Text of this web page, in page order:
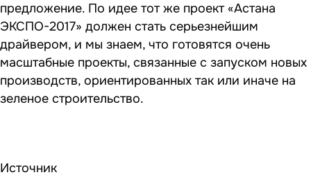
предложение. По идее тот же проект «Астана
ЭКСПО-2017» должен стать серьезнейшим
драйвером, и мы знаем, что готовятся очень
масштабные проекты, связанные с запуском новых
производств, ориентированных так или иначе на
зеленое строительство.
Источник